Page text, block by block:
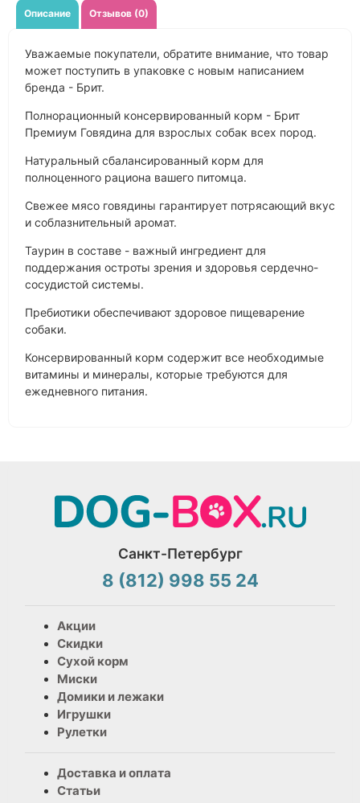
Описание Отзывов (0)
Уважаемые покупатели, обратите внимание, что товар
может поступить в упаковке с новым написанием
бренда - Брит.
Полнорационный консервированный корм - Брит
Премиум Говядина для взрослых собак всех пород.
Натуральный сбалансированный корм для
полноценного рациона вашего питомца.
Свежее мясо говядины гарантирует потрясающий вкус
и соблазнительный аромат.
Таурин в составе - важный ингредиент для
поддержания остроты зрения и здоровья сердечно-
сосудистой системы.
Пребиотики обеспечивают здоровое пищеварение
собаки.
Консервированный корм содержит все необходимые
витамины и минералы, которые требуются для
ежедневного питания.
Санкт-Петербург
8 (812) 998 55 24
Акции
Скидки
Сухой корм
Миски
Домики и лежаки
Игрушки
Рулетки
Доставка и оплата
Статьи